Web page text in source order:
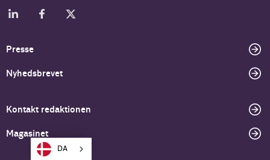
Presse
Nyhedsbrevet
Kontakt redaktionen
Magasinet
DA